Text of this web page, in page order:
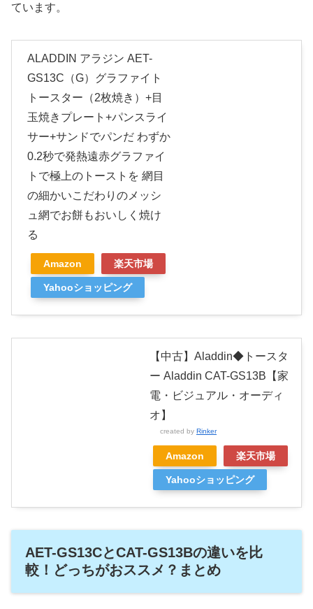
ています。
ALADDIN アラジン AET-
GS13C（G）グラファイト
トースター（2枚焼き）+目
玉焼きプレート+パンスライ
サー+サンドでパンだ わずか
0.2秒で発熱遠赤グラファイ
トで極上のトーストを 網目
の細かいこだわりのメッシ
ュ網でお餅もおいしく焼け
る
Amazon 楽天市場
Yahooショッピング
【中古】Aladdin◆トースタ
ー Aladdin CAT-GS13B【家
電・ビジュアル・オーディ
オ】
created by Rinker
Amazon 楽天市場
Yahooショッピング
AET-GS13CとCAT-GS13Bの違いを比
較！どっちがおススメ？まとめ